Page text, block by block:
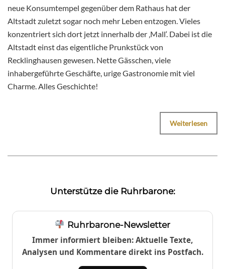
neue Konsumtempel gegenüber dem Rathaus hat der
Altstadt zuletzt sogar noch mehr Leben entzogen. Vieles
konzentriert sich dort jetzt innerhalb der ‚Mall‘. Dabei ist die
Altstadt einst das eigentliche Prunkstück von
Recklinghausen gewesen. Nette Gässchen, viele
inhabergeführte Geschäfte, urige Gastronomie mit viel
Charme. Alles Geschichte!
Weiterlesen
Unterstütze die Ruhrbarone:
Ruhrbarone-Newsletter
Immer informiert bleiben: Aktuelle Texte,
Analysen und Kommentare direkt ins Postfach.